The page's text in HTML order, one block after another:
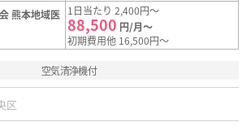
熊本地域医 1日当たり 2,400円～
88,500 円/月～
初期費用他 16,500円～
空気清浄機付
区